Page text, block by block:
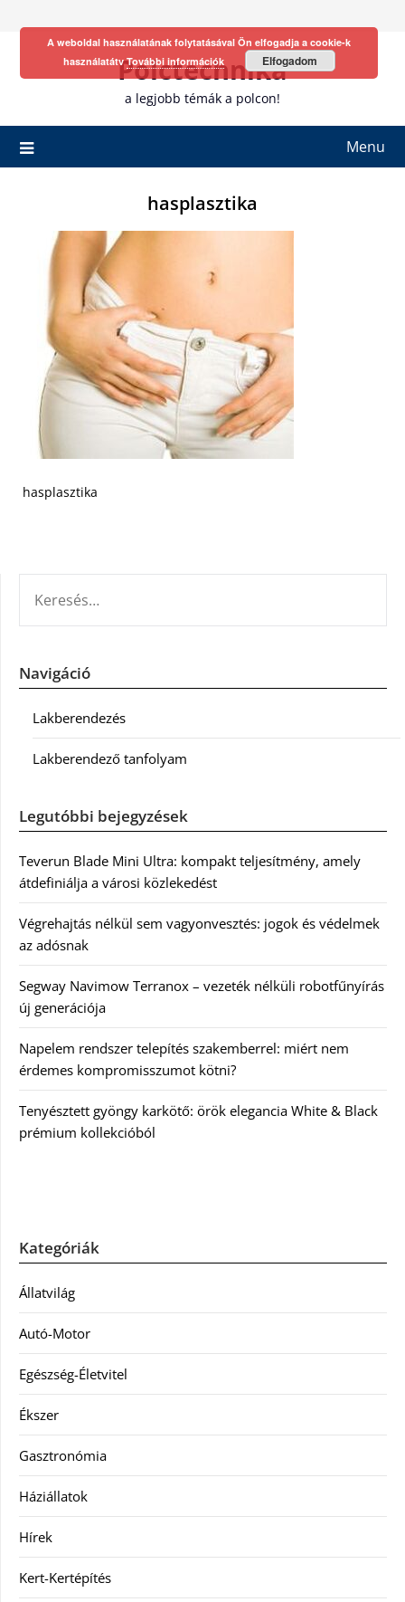
Polctechnika
a legjobb témák a polcon!
Menu
hasplasztika
hasplasztika
Navigáció
Lakberendezés
Lakberendező tanfolyam
Legutóbbi bejegyzések
Teverun Blade Mini Ultra: kompakt teljesítmény, amely
átdefiniálja a városi közlekedést
Végrehajtás nélkül sem vagyonvesztés: jogok és védelmek
az adósnak
Segway Navimow Terranox – vezeték nélküli robotfűnyírás
új generációja
Napelem rendszer telepítés szakemberrel: miért nem
érdemes kompromisszumot kötni?
Tenyésztett gyöngy karkötő: örök elegancia White & Black
prémium kollekcióból
Kategóriák
Állatvilág
Autó-Motor
Egészség-Életvitel
Ékszer
Gasztronómia
Háziállatok
Hírek
Kert-Kertépítés
A weboldal használatának folytatásával Ön elfogadja a cookie-k
használatátvTovábbi információk Elfogadom